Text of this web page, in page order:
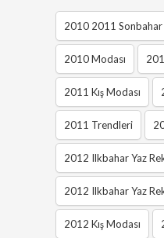
2010 2011 Sonbahar
2010 Modası
2011 Kış Modası
2011 Trendleri
2012 Ilkbahar Yaz
2012 Ilkbahar Yaz
2012 Kış Modası